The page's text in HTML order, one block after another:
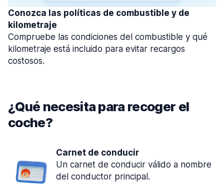
Conozca las políticas de combustible y de
kilometraje
Compruebe las condiciones del combustible y qué
kilometraje está incluido para evitar recargos
costosos.
¿Qué necesita para recoger el
coche?
Carnet de conducir
Un carnet de conducir válido a nombre
del conductor principal.